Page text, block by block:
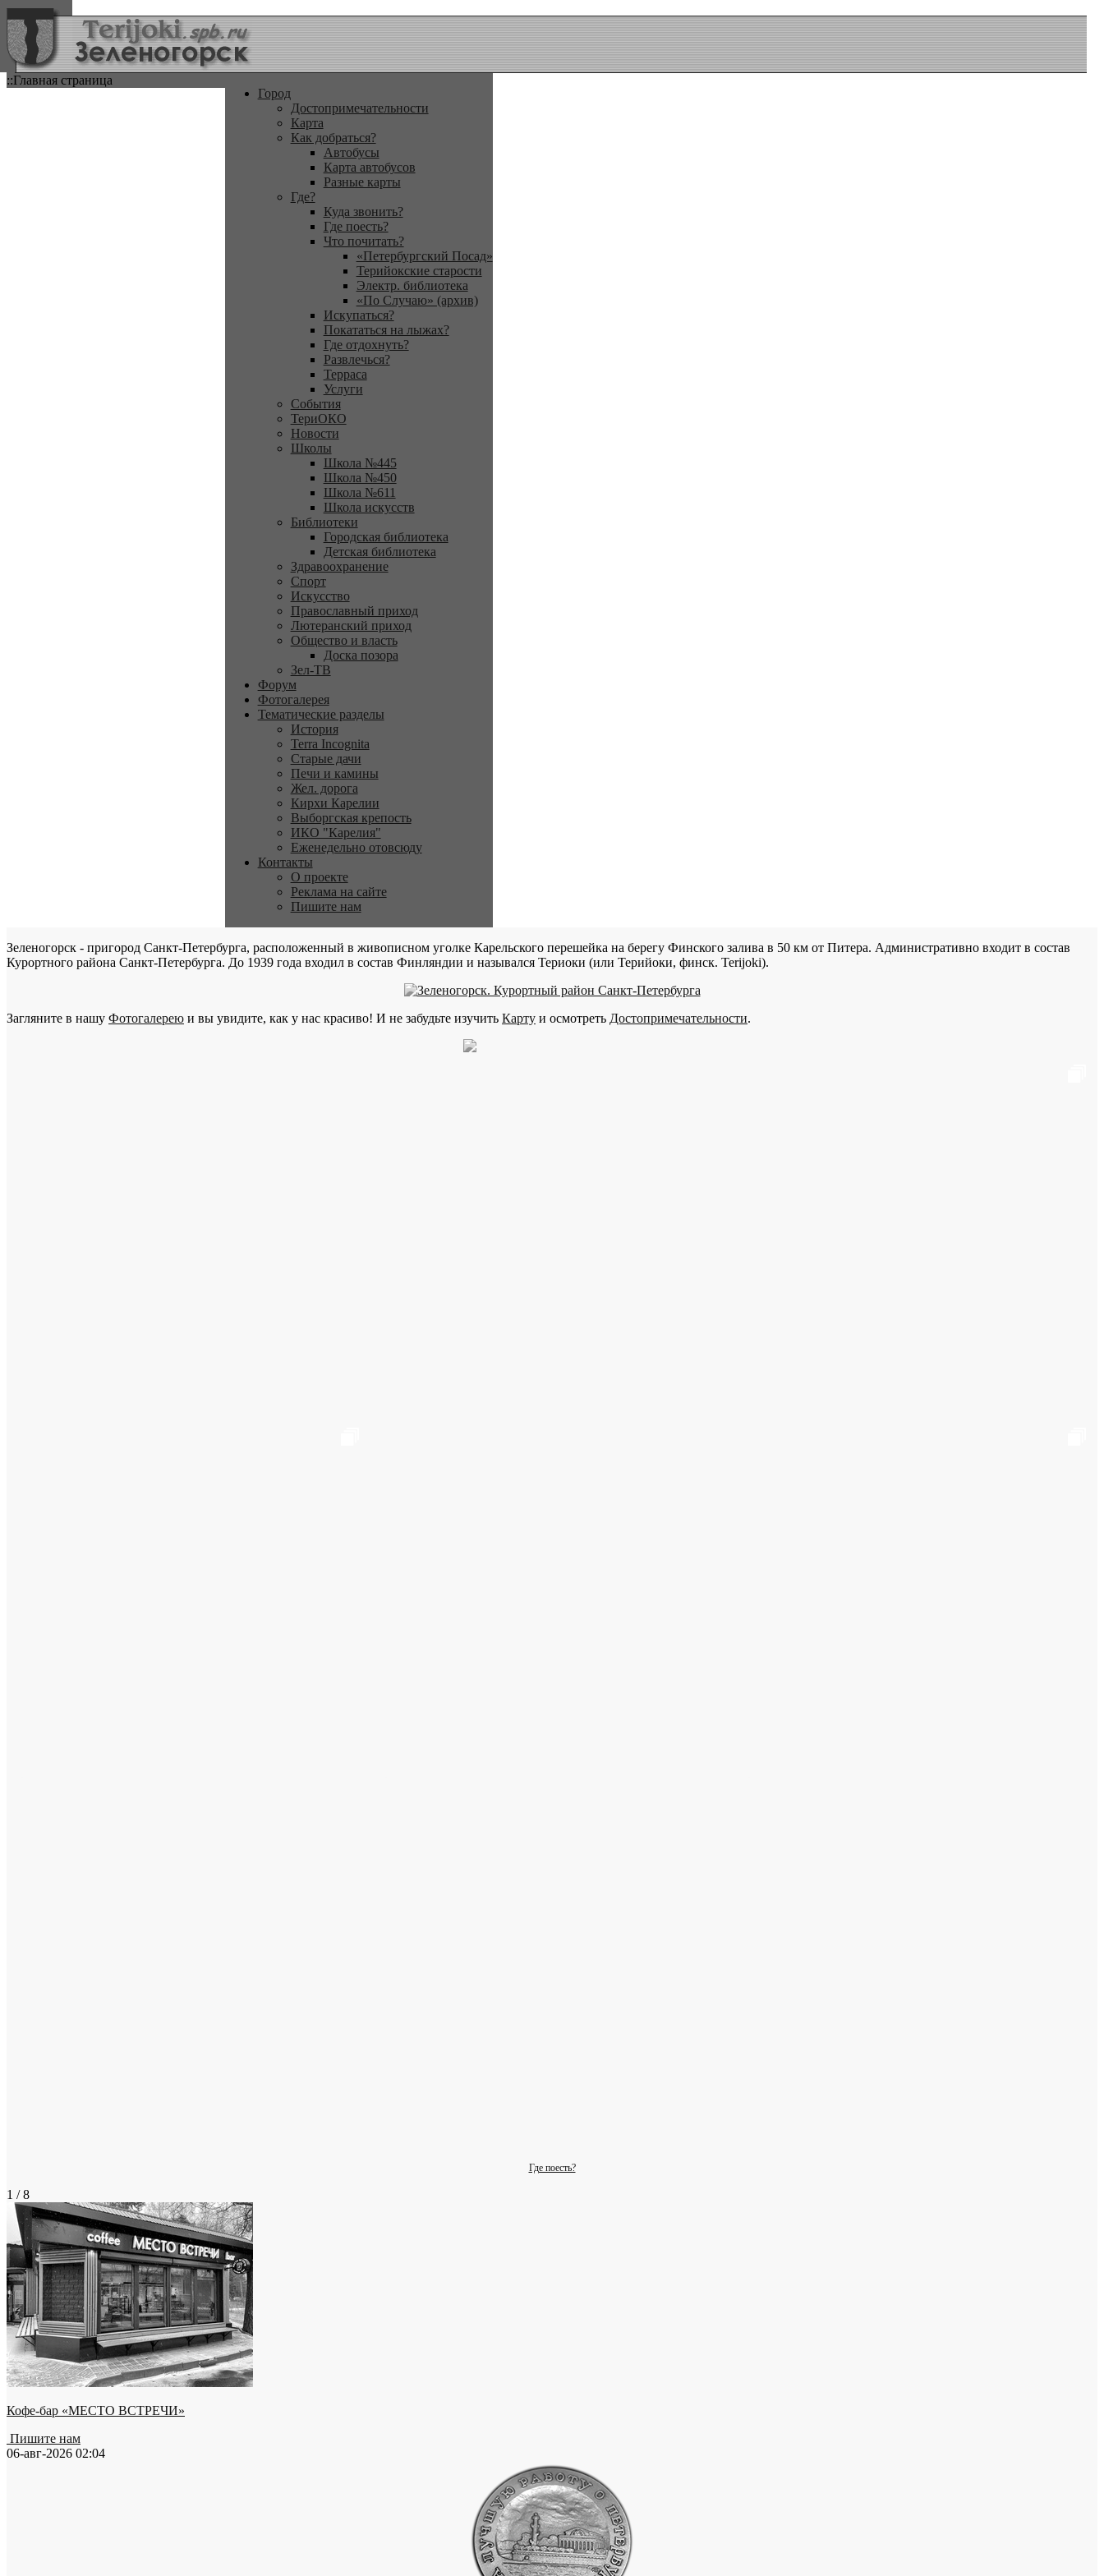
::Главная страница
Город
Достопримечательности
Карта
Как добраться?
Автобусы
Карта автобусов
Разные карты
Где?
Куда звонить?
Где поесть?
Что почитать?
«Петербургский Посад»
Терийокские старости
Электр. библиотека
«По Случаю» (архив)
Искупаться?
Покататься на лыжах?
Где отдохнуть?
Развлечься?
Терраса
Услуги
События
ТериОКО
Новости
Школы
Школа №445
Школа №450
Школа №611
Школа искусств
Библиотеки
Городская библиотека
Детская библиотека
Здравоохранение
Спорт
Искусство
Православный приход
Лютеранский приход
Общество и власть
Доска позора
Зел-ТВ
Форум
Фотогалерея
Тематические разделы
История
Terra Incognita
Старые дачи
Печи и камины
Жел. дорога
Кирхи Карелии
Выборгская крепость
ИКО "Карелия"
Еженедельно отовсюду
Контакты
О проекте
Реклама на сайте
Пишите нам
Зеленогорск - пригород Санкт-Петербурга, расположенный в живописном уголке Карельского перешейка на берегу Финского залива в 50 км от Питера. Административно входит в состав
Курортного района Санкт-Петербурга. До 1939 года входил в состав Финляндии и назывался Териоки (или Терийоки, финск. Terijoki).
Загляните в нашу Фотогалерею и вы увидите, как у нас красиво! И не забудьте изучить Карту и осмотреть Достопримечательности.
Где поесть?
1 / 8
Кофе-бар «МЕСТО ВСТРЕЧИ»
Пишите нам
06-авг-2026 02:04